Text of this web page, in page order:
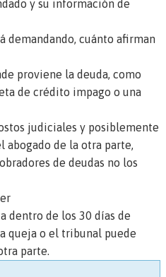
y su información de
demandando, cuánto afirman
proviene la deuda, como
de crédito impago o una
judiciales y posiblemente
abogado de la otra parte,
de deudas no los
dentro de los 30 días de
queja o el tribunal puede
parte.